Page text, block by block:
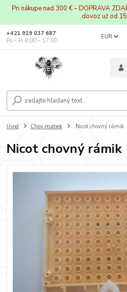
Pri nákupe nad 300 € – DOPRAVA
dovoz už od
EUR
+421 919 037 687
Po – Pi 8:00 – 17:00
Úvod Chov matiek Nicot chovný rámik
Nicot chovný rámik